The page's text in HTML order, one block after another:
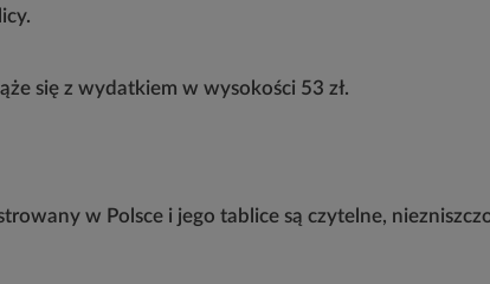
się z wydatkiem w wysokości 53 zł.
w Polsce i jego tablice są czytelne,